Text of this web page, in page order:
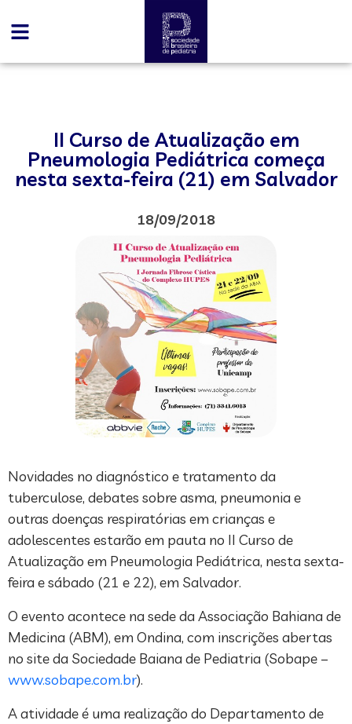
II Curso de Atualização em
Pneumologia Pediátrica começa
nesta sexta-feira (21) em Salvador
18/09/2018
Novidades no diagnóstico e tratamento da
tuberculose, debates sobre asma, pneumonia e
outras doenças respiratórias em crianças e
adolescentes estarão em pauta no II Curso de
Atualização em Pneumologia Pediátrica, nesta sexta-
feira e sábado (21 e 22), em Salvador.
O evento acontece na sede da Associação Bahiana de
Medicina (ABM), em Ondina, com inscrições abertas
no site da Sociedade Baiana de Pediatria (Sobape –
www.sobape.com.br).
A atividade é uma realização do Departamento de